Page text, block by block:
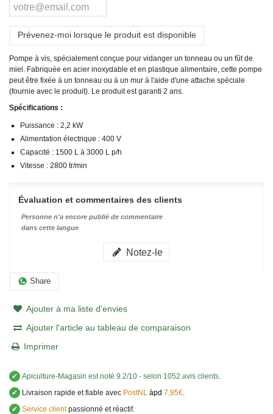
Prévenez-moi lorsque le produit est disponible
Pompe à vis, spécialement conçue pour vidanger un tonneau ou un fût de
miel. Fabriquée en acier inoxydable et en plastique alimentaire, cette pompe
peut être fixée à un tonneau ou à un mur à l'aide d'une attache spéciale
(fournie avec le produit). Le produit est garanti 2 ans.
Spécifications :
Puissance : 2,2 kW
Alimentation électrique : 400 V
Capacité : 1500 L à 3000 L p/h
Vitesse : 2800 tr/min
Évaluation et commentaires des clients
Personne n'a encore publié de commentaire
dans cette langue
Notez-le
Share
Ajouter à ma liste d'envies
Ajouter l'article au tableau de comparaison
Imprimer
✔ Apiculture-Magasin est noté 9.2/10 - selon 1052 avis clients
✔
Livraison rapide et fiable avec PostNL àpd 7,95€
✔ Service clientpassionné et réactif.